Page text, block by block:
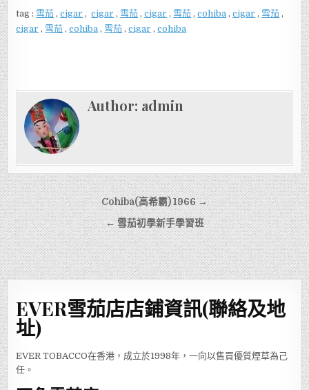
tag : 雪茄 ,cigar ,cigar , 雪茄 ,cigar , 雪茄 ,cohiba ,cigar , 雪茄 ,
cigar , 雪茄 ,cohiba , 雪茄 ,cigar ,cohiba
Author: admin
文
章
導
覽
Cohiba(高希霸) 1966 →
← 雪茄初學新手學習班
EVER雪茄店店鋪資訊(聯絡及地
址)
EVER TOBACCO在香港，成立於1998年，一向以售買優質煙草為己
任。